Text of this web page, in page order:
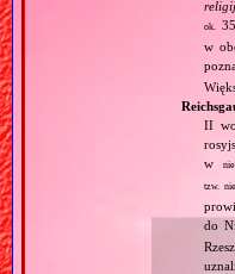
ok.
w
II
w
tzw.
do